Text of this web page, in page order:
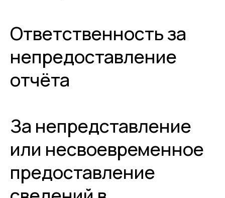
Ответственность за
непредоставление
отчёта
За непредставление
или несвоевременное
предоставление